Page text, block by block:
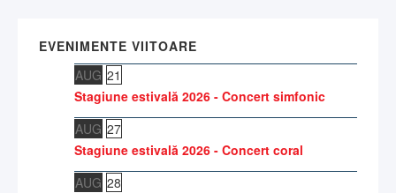
EVENIMENTE VIITOARE
AUG 21
Stagiune estivală 2026 - Concert simfonic
AUG 27
Stagiune estivală 2026 - Concert coral
AUG 28